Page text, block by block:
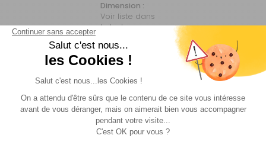
Dimension :
Voir liste dans
le texte
109 €TTC
93 €TTC
Disponibilité :
Livraison à Domicile
DISPONIBLE EN LIVRAISON : EN STOCK
Retrait Magasin
DISPONIBLE IMMÉDIATEMENT
AJOUTER AU PANIER